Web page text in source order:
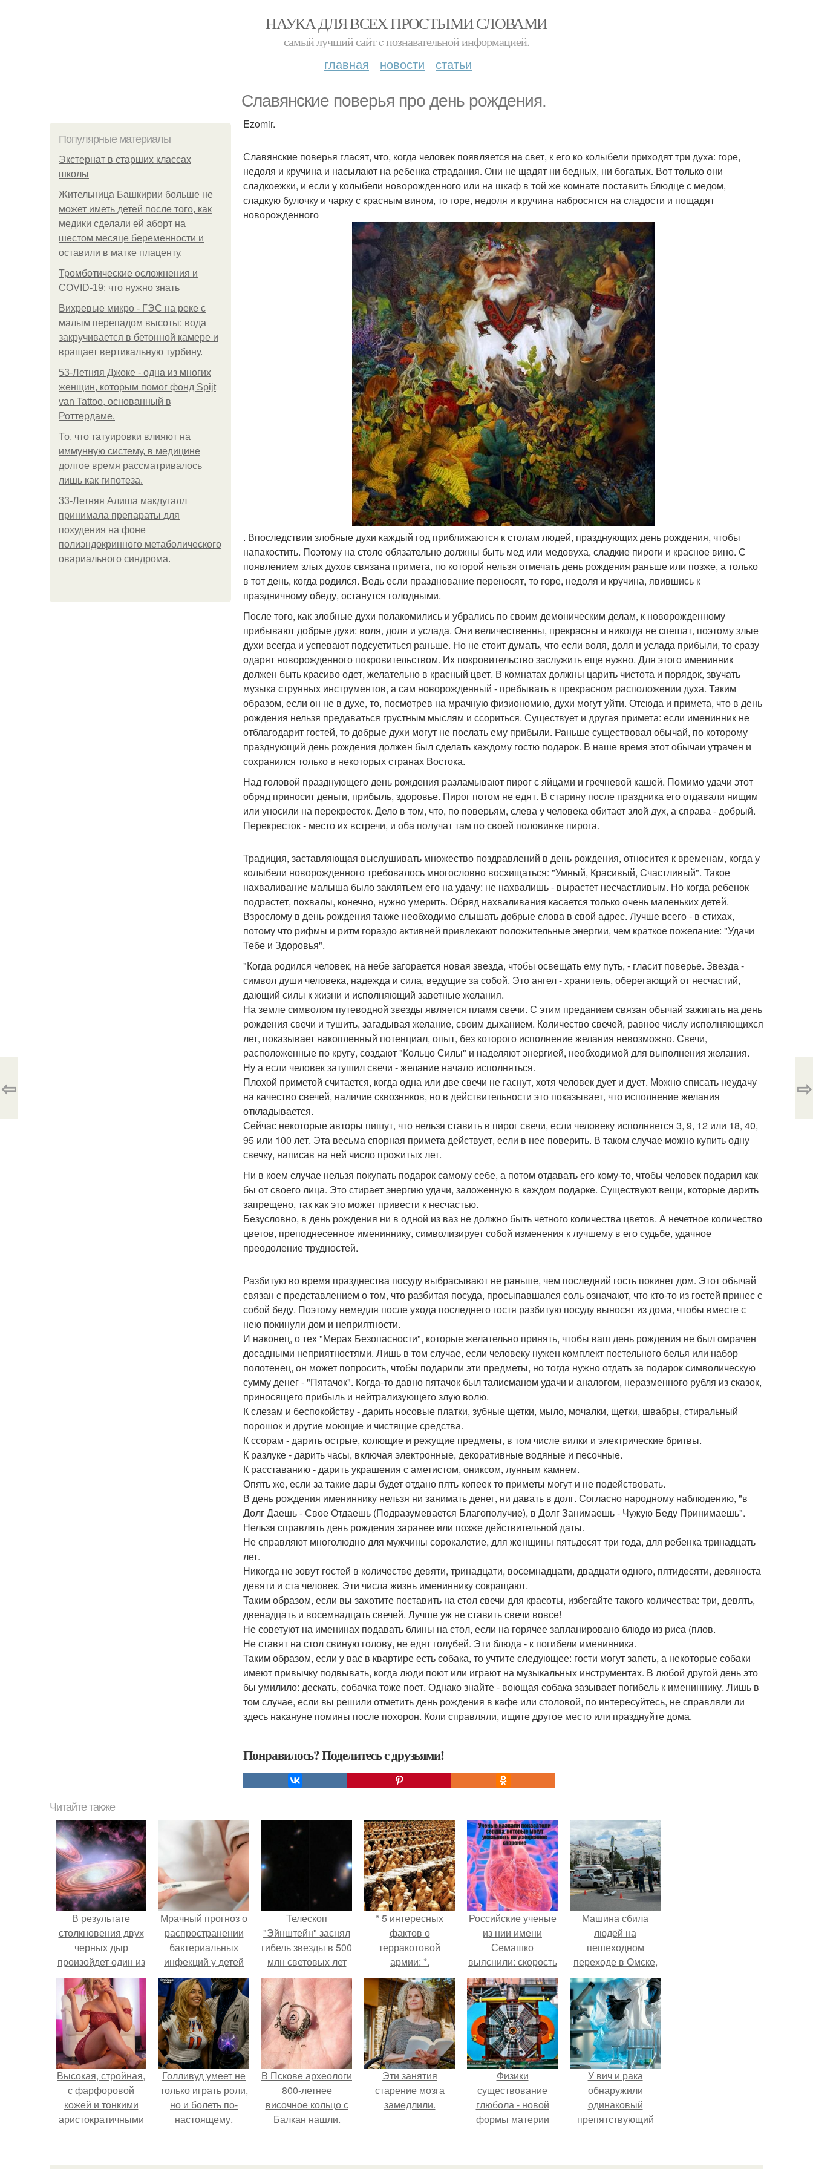
НАУКА ДЛЯ ВСЕХ ПРОСТЫМИ СЛОВАМИ
самый лучший сайт c познавательной информацией.
главная новости статьи
Славянские поверья про день рождения.
Популярные материалы
Экстернат в старших классах
школы
Жительница Башкирии больше не
может иметь детей после того, как
медики сделали ей аборт на
шестом месяце беременности и
оставили в матке плаценту.
Тромботические осложнения и
COVID-19: что нужно знать
Вихревые микро - ГЭС на реке с
малым перепадом высоты: вода
закручивается в бетонной камере и
вращает вертикальную турбину.
53-Летняя Джоке - одна из многих
женщин, которым помог фонд Spijt
van Tattoo, основанный в
Роттердаме.
То, что татуировки влияют на
иммунную систему, в медицине
долгое время рассматривалось
лишь как гипотеза.
33-Летняя Алиша макдугалл
принимала препараты для
похудения на фоне
полиэндокринного метаболического
овариального синдрома.
Ezomir.
Славянские поверья гласят, что, когда человек появляется на свет, к его ко колыбели приходят три духа: горе,
недоля и кручина и насылают на ребенка страдания. Они не щадят ни бедных, ни богатых. Вот только они
сладкоежки, и если у колыбели новорожденного или на шкаф в той же комнате поставить блюдце с медом,
сладкую булочку и чарку с красным вином, то горе, недоля и кручина набросятся на сладости и пощадят
новорожденного
. Впоследствии злобные духи каждый год приближаются к столам людей, празднующих день рождения, чтобы
напакостить. Поэтому на столе обязательно должны быть мед или медовуха, сладкие пироги и красное вино. С
появлением злых духов связана примета, по которой нельзя отмечать день рождения раньше или позже, а только
в тот день, когда родился. Ведь если празднование переносят, то горе, недоля и кручина, явившись к
праздничному обеду, останутся голодными.
После того, как злобные духи полакомились и убрались по своим демоническим делам, к новорожденному
прибывают добрые духи: воля, доля и услада. Они величественны, прекрасны и никогда не спешат, поэтому злые
духи всегда и успевают подсуетиться раньше. Но не стоит думать, что если воля, доля и услада прибыли, то сразу
одарят новорожденного покровительством. Их покровительство заслужить еще нужно. Для этого именинник
должен быть красиво одет, желательно в красный цвет. В комнатах должны царить чистота и порядок, звучать
музыка струнных инструментов, а сам новорожденный - пребывать в прекрасном расположении духа. Таким
образом, если он не в духе, то, посмотрев на мрачную физиономию, духи могут уйти. Отсюда и примета, что в день
рождения нельзя предаваться грустным мыслям и ссориться. Существует и другая примета: если именинник не
отблагодарит гостей, то добрые духи могут не послать ему прибыли. Раньше существовал обычай, по которому
празднующий день рождения должен был сделать каждому гостю подарок. В наше время этот обычаи утрачен и
сохранился только в некоторых странах Востока.
Над головой празднующего день рождения разламывают пирог с яйцами и гречневой кашей. Помимо удачи этот
обряд приносит деньги, прибыль, здоровье. Пирог потом не едят. В старину после праздника его отдавали нищим
или уносили на перекресток. Дело в том, что, по поверьям, слева у человека обитает злой дух, а справа - добрый.
Перекресток - место их встречи, и оба получат там по своей половинке пирога.
Традиция, заставляющая выслушивать множество поздравлений в день рождения, относится к временам, когда у
колыбели новорожденного требовалось многословно восхищаться: "Умный, Красивый, Счастливый". Такое
нахваливание малыша было заклятьем его на удачу: не нахвалишь - вырастет несчастливым. Но когда ребенок
подрастет, похвалы, конечно, нужно умерить. Обряд нахваливания касается только очень маленьких детей.
Взрослому в день рождения также необходимо слышать добрые слова в свой адрес. Лучше всего - в стихах,
потому что рифмы и ритм гораздо активней привлекают положительные энергии, чем краткое пожелание: "Удачи
Тебе и Здоровья".
"Когда родился человек, на небе загорается новая звезда, чтобы освещать ему путь, - гласит поверье. Звезда -
символ души человека, надежда и сила, ведущие за собой. Это ангел - хранитель, оберегающий от несчастий,
дающий силы к жизни и исполняющий заветные желания.
На земле символом путеводной звезды является пламя свечи. С этим преданием связан обычай зажигать на день
рождения свечи и тушить, загадывая желание, своим дыханием. Количество свечей, равное числу исполняющихся
лет, показывает накопленный потенциал, опыт, без которого исполнение желания невозможно. Свечи,
расположенные по кругу, создают "Кольцо Силы" и наделяют энергией, необходимой для выполнения желания.
Ну а если человек затушил свечи - желание начало исполняться.
Плохой приметой считается, когда одна или две свечи не гаснут, хотя человек дует и дует. Можно списать неудачу
на качество свечей, наличие сквозняков, но в действительности это показывает, что исполнение желания
откладывается.
Сейчас некоторые авторы пишут, что нельзя ставить в пирог свечи, если человеку исполняется 3, 9, 12 или 18, 40,
95 или 100 лет. Эта весьма спорная примета действует, если в нее поверить. В таком случае можно купить одну
свечку, написав на ней число прожитых лет.
Ни в коем случае нельзя покупать подарок самому себе, а потом отдавать его кому-то, чтобы человек подарил как
бы от своего лица. Это стирает энергию удачи, заложенную в каждом подарке. Существуют вещи, которые дарить
запрещено, так как это может привести к несчастью.
Безусловно, в день рождения ни в одной из ваз не должно быть четного количества цветов. А нечетное количество
цветов, преподнесенное имениннику, символизирует собой изменения к лучшему в его судьбе, удачное
преодоление трудностей.
Разбитую во время празднества посуду выбрасывают не раньше, чем последний гость покинет дом. Этот обычай
связан с представлением о том, что разбитая посуда, просыпавшаяся соль означают, что кто-то из гостей принес с
собой беду. Поэтому немедля после ухода последнего гостя разбитую посуду выносят из дома, чтобы вместе с
нею покинули дом и неприятности.
И наконец, о тех "Мерах Безопасности", которые желательно принять, чтобы ваш день рождения не был омрачен
досадными неприятностями. Лишь в том случае, если человеку нужен комплект постельного белья или набор
полотенец, он может попросить, чтобы подарили эти предметы, но тогда нужно отдать за подарок символическую
сумму денег - "Пятачок". Когда-то давно пятачок был талисманом удачи и аналогом, неразменного рубля из сказок,
приносящего прибыль и нейтрализующего злую волю.
К слезам и беспокойству - дарить носовые платки, зубные щетки, мыло, мочалки, щетки, швабры, стиральный
порошок и другие моющие и чистящие средства.
К ссорам - дарить острые, колющие и режущие предметы, в том числе вилки и электрические бритвы.
К разлуке - дарить часы, включая электронные, декоративные водяные и песочные.
К расставанию - дарить украшения с аметистом, ониксом, лунным камнем.
Опять же, если за такие дары будет отдано пять копеек то приметы могут и не подействовать.
В день рождения имениннику нельзя ни занимать денег, ни давать в долг. Согласно народному наблюдению, "в
Долг Даешь - Свое Отдаешь (Подразумевается Благополучие), в Долг Занимаешь - Чужую Беду Принимаешь".
Нельзя справлять день рождения заранее или позже действительной даты.
Не справляют многолюдно для мужчины сорокалетие, для женщины пятьдесят три года, для ребенка тринадцать
лет.
Никогда не зовут гостей в количестве девяти, тринадцати, восемнадцати, двадцати одного, пятидесяти, девяноста
девяти и ста человек. Эти числа жизнь имениннику сокращают.
Таким образом, если вы захотите поставить на стол свечи для красоты, избегайте такого количества: три, девять,
двенадцать и восемнадцать свечей. Лучше уж не ставить свечи вовсе!
Не советуют на именинах подавать блины на стол, если на горячее запланировано блюдо из риса (плов.
Не ставят на стол свиную голову, не едят голубей. Эти блюда - к погибели именинника.
Таким образом, если у вас в квартире есть собака, то учтите следующее: гости могут запеть, а некоторые собаки
имеют привычку подвывать, когда люди поют или играют на музыкальных инструментах. В любой другой день это
бы умилило: дескать, собачка тоже поет. Однако знайте - воющая собака зазывает погибель к имениннику. Лишь в
том случае, если вы решили отметить день рождения в кафе или столовой, по интересуйтесь, не справляли ли
здесь накануне помины после похорон. Коли справляли, ищите другое место или празднуйте дома.
Понравилось? Поделитесь с друзьями!
⇦ ⇨
Читайте также
В результате
столкновения двух
черных дыр
произойдет один из
мощнейших
взрывов во
вселенной.
Мрачный прогноз о
распространении
бактериальных
инфекций у детей
вышел.
Телескоп
"Эйнштейн" заснял
гибель звезды в 500
млн световых лет
от земли.
* 5 интересных
фактов о
терракотовой
армии: *.
Российские ученые
из нии имени
Семашко
выяснили: скорость
старения напрямую
зависит от
состояния сосудов
и работы сердца.
Машина сбила
людей на
пешеходном
переходе в Омске,
пострадали 8
человек.
Высокая, стройная,
с фарфоровой
кожей и тонкими
аристократичными
сошла с полотна
Голливуд умеет не
только играть роли,
но и болеть по-
настоящему.
В Пскове археологи
800-летнее
височное кольцо с
Балкан нашли.
Эти занятия
старение мозга
замедлили.
Физики
существование
глюбола - новой
формы материи
У вич и рака
обнаружили
одинаковый
препятствующий